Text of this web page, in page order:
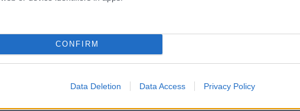
CONFIRM
Data Deletion Data Access Privacy Policy